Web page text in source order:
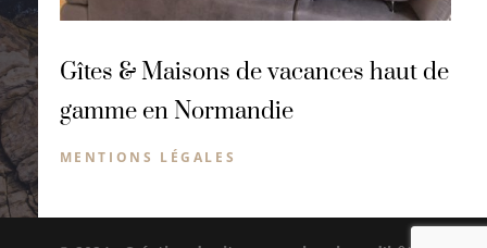
Gîtes & Maisons de vacances haut de
gamme en Normandie
MENTIONS LÉGALES